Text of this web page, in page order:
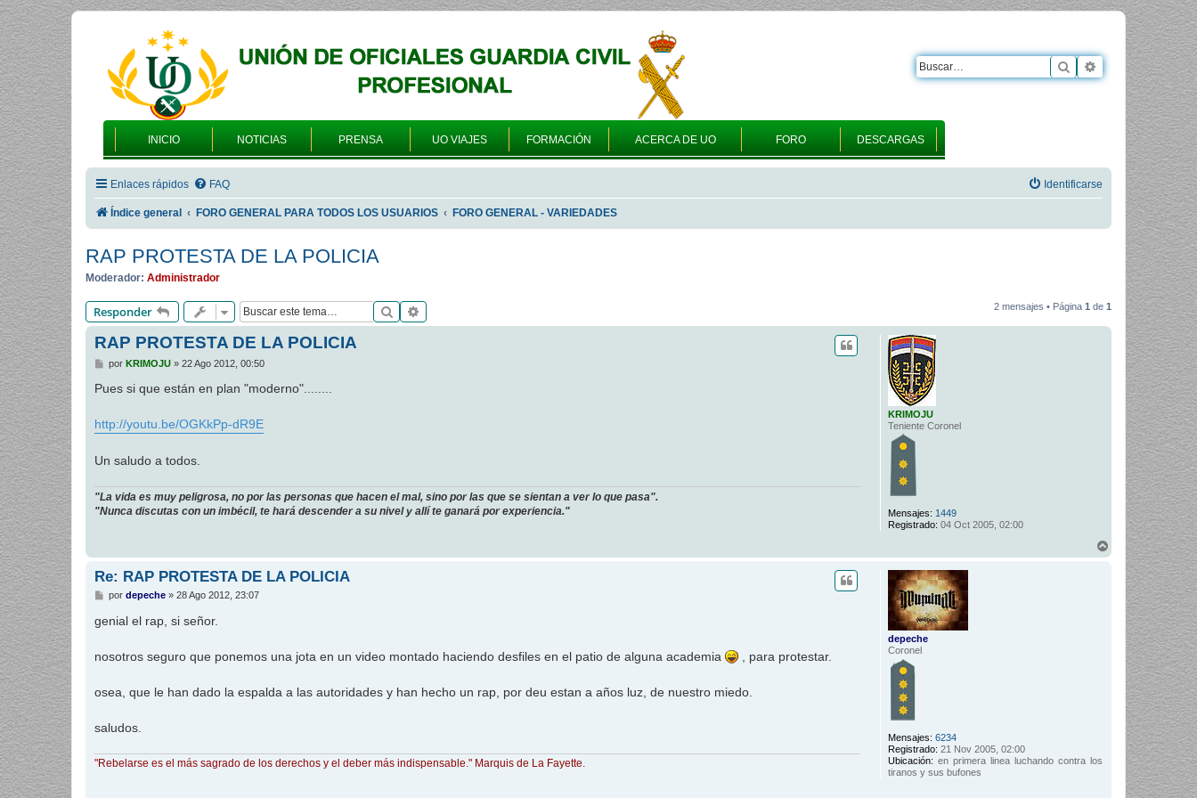
INICIO NOTICIAS PRENSA UO VIAJES FORMACIÓN ACERCA DE UO FORO DESCARGAS
Buscar Búsqueda
Enlaces rápidos FAQ Identificarse
Índice general FORO GENERAL PARA TODOS LOS USUARIOS FORO GENERAL - VARIEDADES
RAP PROTESTA DE LA POLICIA
Moderador: Administrador
Responder Buscar 2 mensajes • Página 1 de 1
KRIMOJU
Teniente Coronel
Mensajes: 1449
Registrado: 04 Oct 2005, 02:00
RAP PROTESTA DE LA POLICIA
M
n
j
e
por KRIMOJU» 22 Ago 2012, 00:50
Pues si que están en plan "moderno"........
http://youtu.be/OGKkPp-dR9E
Un saludo a todos.
"La vida es muy peligrosa, no por las personas que hacen el mal, sino por las que se sientan a ver lo que pasa".
"Nunca discutas con un imbécil, te hará descender a su nivel y allí te ganará por experiencia."
depeche
Coronel
Mensajes: 6234
Registrado: 21 Nov 2005, 02:00
Ubicación: en primera linea luchando contra los
tiranos y sus bufones
Re: RAP PROTESTA DE LA POLICIA
M
n
s
e
por depeche» 28 Ago 2012, 23:07
genial el rap, si señor.
nosotros seguro que ponemos una jota en un video montado haciendo desfiles en el patio de alguna academia , para protestar.
osea, que le han dado la espalda a las autoridades y han hecho un rap, por deu estan a años luz, de nuestro miedo.
saludos.
"Rebelarse es el más sagrado de los derechos y el deber más indispensable." Marquis de La Fayette.